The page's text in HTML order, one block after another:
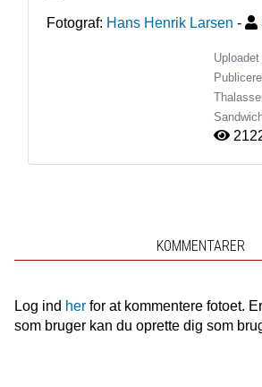
Fotograf: Hans Henrik Larsen -
KOMMENTARER
Log ind herfor at kommentere fotoet.
som bruger kan du oprette dig som